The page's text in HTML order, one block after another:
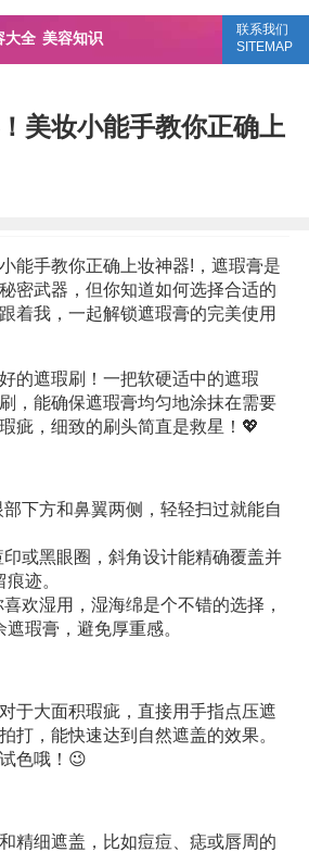
大全 美容知识
联系我们
SITEMAP
美妆小能手教你正确上
能手教你正确上妆神器!，遮瑕膏是
密武器，但你知道如何选择合适的
着我，一起解锁遮瑕膏的完美使用
的遮瑕刷！一把软硬适中的遮瑕
，能确保遮瑕膏均匀地涂抹在需要
疵，细致的刷头简直是救星！💖
部下方和鼻翼两侧，轻轻扫过就能自
或黑眼圈，斜角设计能精确覆盖并
迹。
欢湿用，湿海绵是个不错的选择，
瑕膏，避免厚重感。
于大面积瑕疵，直接用手指点压遮
打，能快速达到自然遮盖的效果。
色哦！😉
精细遮盖，比如痘痘、痣或唇周的